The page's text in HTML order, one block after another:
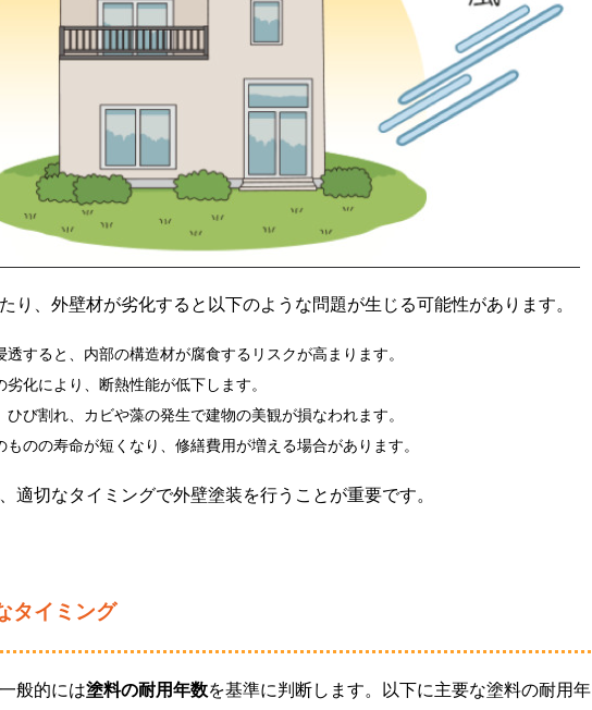
り、外壁材が劣化すると以下のような問題が生じる可能性があります。
透すると、内部の構造材が腐食するリスクが高まります。
劣化により、断熱性能が低下します。
ひび割れ、カビや藻の発生で建物の美観が損なわれます。
ものの寿命が短くなり、修繕費用が増える場合があります。
適切なタイミングで外壁塗装を行うことが重要です。
タイミング
般的には塗料の耐用年数を基準に判断します。以下に主要な塗料の耐用年